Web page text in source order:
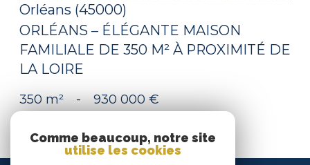
Orléans (45000)
ORLÉANS – ÉLÉGANTE MAISON
FAMILIALE DE 350 M² À PROXIMITÉ DE
LA LOIRE
350 m² - 930 000 €
Comme beaucoup, notre site
utilise les cookies